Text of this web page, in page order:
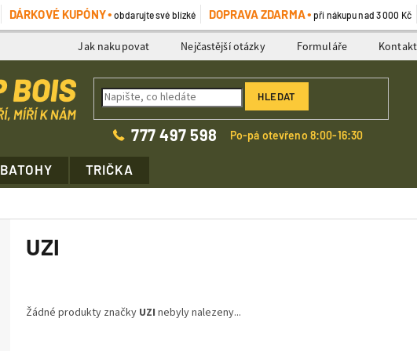
DÁRKOVÉ KUPÓNY obdarujte své blízké DOPRAVA ZDARMA při nákupu nad 3 000 Kč
Jak nakupovat Nejčastější otázky Formuláře
HLEDAT
777 497 598 Po-pá otevřeno 8:00-16:30
BATOHY TRIČKA
UZI
Žádné produkty značky UZI nebyly nalezeny...